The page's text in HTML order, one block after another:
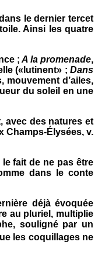
le dernier tercet
Ainsi les quatre
; A la promenade,
(«lutinent» ; Dans
mouvement d’ailes,
du soleil en une
avec des natures et
Champs-Élysées, v.
fait de ne pas être
dans le conte
déjà évoquée
au pluriel, multiplie
souligné par un
les coquillages ne